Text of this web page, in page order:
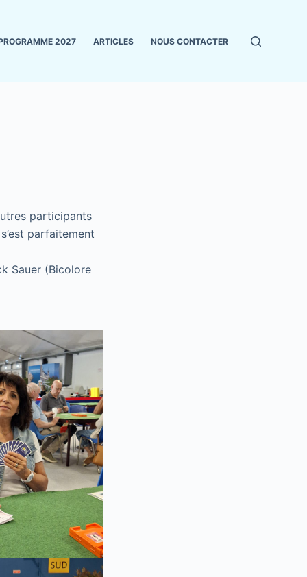
2027 ARTICLES NOUS CONTACTER
participants
parfaitement
Sauer (Bicolore